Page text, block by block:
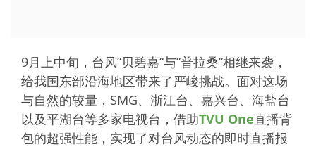
9月上中旬，台风”贝碧嘉“与”普拉桑”相继来袭，
给我国东部沿海地区带来了严峻挑战。面对这场
与自然的较量， SMG、浙江台、嘉兴台、海盐台
以及平湖台等多家电视台，借助TVU One直播背
包的超强性能，实现了对台风动态的即时直播报